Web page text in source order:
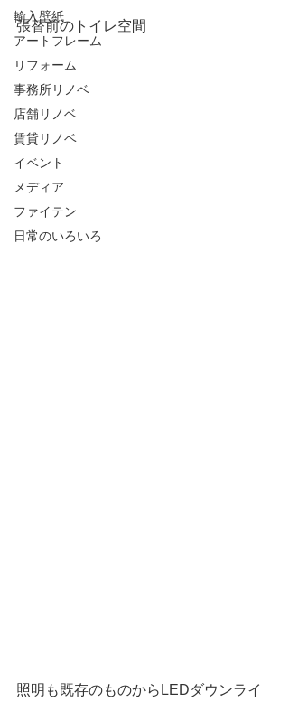
輸入壁紙
アートフレーム
リフォーム
事務所リノベ
店舗リノベ
賃貸リノベ
イベント
メディア
ファイテン
日常のいろいろ
張替前のトイレ空間
照明も既存のものからLEDダウンライ